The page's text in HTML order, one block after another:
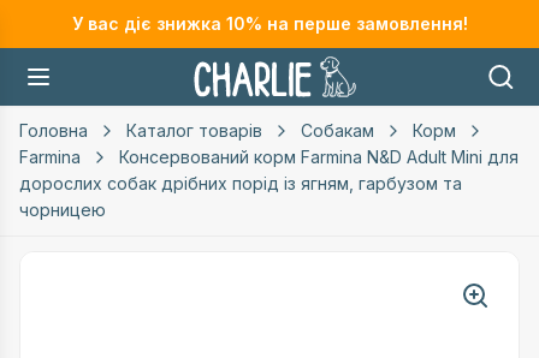
У вас діє знижка 10% на перше замовлення!
Головна Каталог товарів Собакам
Корм
Farmina
Консервований корм Farmina N&D Adult Mini для
дорослих собак дрібних порід із ягням, гарбузом та
чорницею